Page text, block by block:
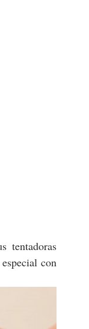
tentadoras
con